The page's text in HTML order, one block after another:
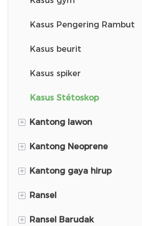
Kasus Pengering Rambut
Kasus beurit
Kasus spiker
Kasus Stétoskop
+ Kantong lawon
Ransel Budak
Ransel Sakola
Kantong Plush
Kantong Kit Pertolongan
+ Kantong Neoprene
Neoprene Kid Ransel
+ Kantong gaya hirup
Kantong balanja
+ Ransel
ransel Corduroy
+ Ransel Barudak